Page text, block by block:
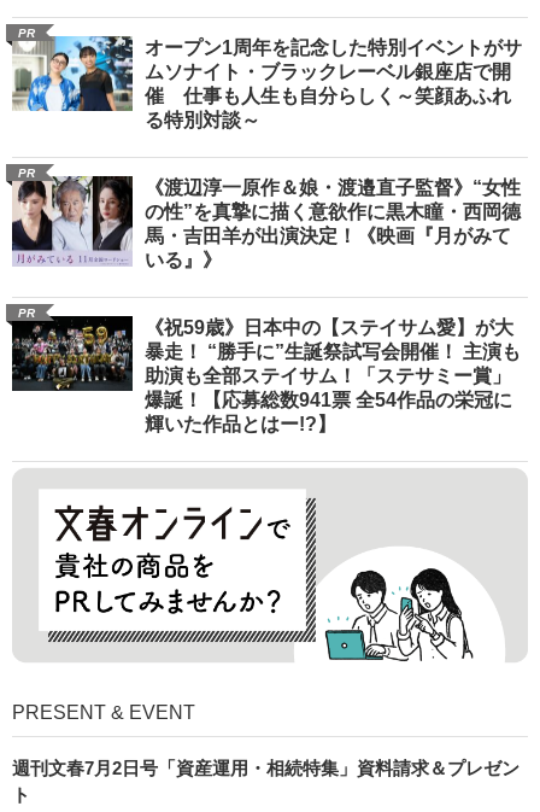
PR
オープン1周年を記念した特別イベントがサ
ムソナイト・ブラックレーベル銀座店で開
催 仕事も人生も自分らしく～笑顔あふれ
る特別対談～
PR
《渡辺淳一原作＆娘・渡邉直子監督》“女性
の性”を真摯に描く意欲作に黒木瞳・西岡德
馬・吉田羊が出演決定！《映画『月がみて
いる』》
PR
《祝59歳》日本中の【ステイサム愛】が大
暴走！ “勝手に”生誕祭試写会開催！ 主演も
助演も全部ステイサム！「ステサミー賞」
爆誕！【応募総数941票 全54作品の栄冠に
輝いた作品とはー!?】
PRESENT & EVENT
週刊文春7月2日号「資産運用・相続特集」資料請求＆プレゼン
ト